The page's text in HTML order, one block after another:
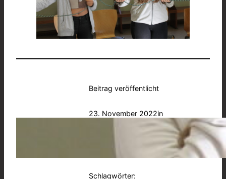
Beitrag veröffentlicht
23. November 2022in
Außerunterrichtliches
Schlagwörter: